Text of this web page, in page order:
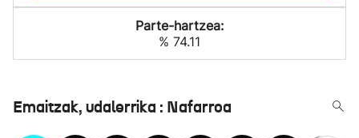
Parte-hartzea:
% 74.11
Emaitzak, udalerrika : Nafarroa